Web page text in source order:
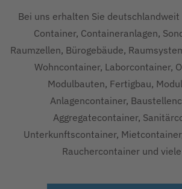
Bei uns erhalten Sie deutschlandweit
Container, Containeranlagen,
Raumzellen, Bürogebäude,
Wohncontainer, Laborcontainer,
Modulbauten, Fertigbau,
Anlagencontainer,
Aggregatecontainer,
Unterkunftscontainer,
Rauchercontainer und